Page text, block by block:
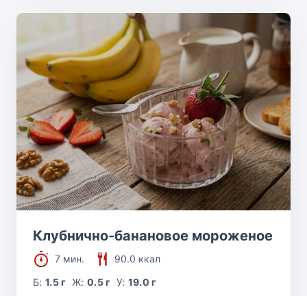
Клубнично-банановое мороженое
7 мин.
90.0 ккал
Б:1.5 г Ж: 0.5 г У: 19.0 г